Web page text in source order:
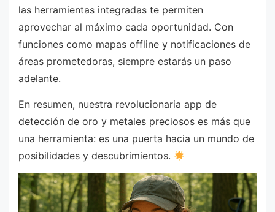
las herramientas integradas te permiten
aprovechar al máximo cada oportunidad. Con
funciones como mapas offline y notificaciones de
áreas prometedoras, siempre estarás un paso
adelante.
En resumen, nuestra revolucionaria app de
detección de oro y metales preciosos es más que
una herramienta: es una puerta hacia un mundo de
posibilidades y descubrimientos.